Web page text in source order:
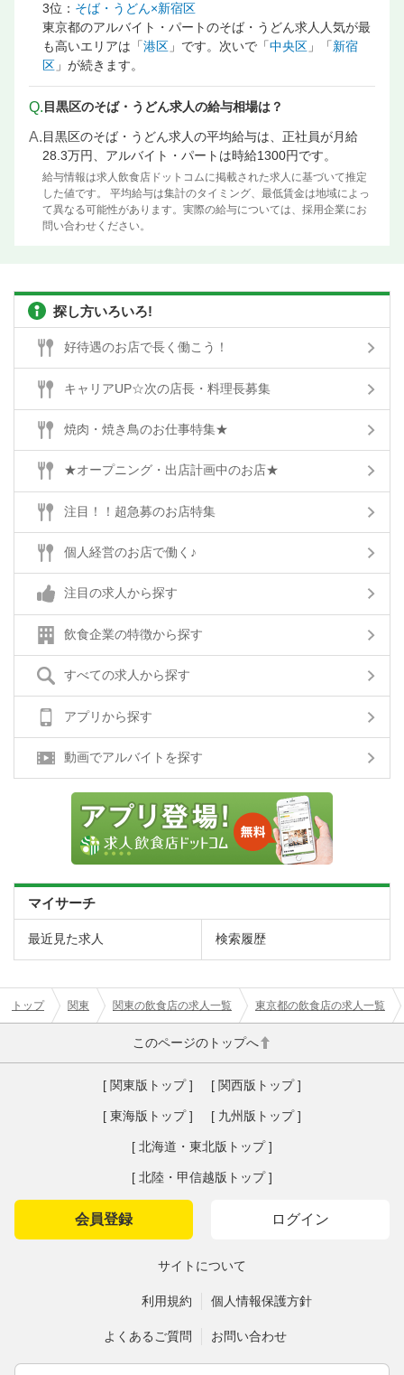
3位： そば・うどん×新宿区
東京都のアルバイト・パートのそば・うどん求人人気が最
も高いエリアは「港区 」です。次いで「中央区 」「新宿
区 」が続きます。
Q. 目黒区のそば・うどん求人の給与相場は？
A.目黒区のそば・うどん求人の平均給与は、正社員が月給
28.3万円、アルバイト・パートは時給1300円です。
給与情報は求人飲食店ドットコムに掲載された求人に基づいて推定
した値です。 平均給与は集計のタイミング、最低賃金は地域によっ
て異なる可能性があります。実際の給与については、採用企業にお
問い合わせください。
探し方いろいろ!
好待遇のお店で長く働こう！
キャリアUP☆次の店長・料理長募集
焼肉・焼き鳥のお仕事特集★
★オープニング・出店計画中のお店★
注目！！超急募のお店特集
個人経営のお店で働く♪
注目の求人から探す
飲食企業の特徴から探す
すべての求人から探す
アプリから探す
動画でアルバイトを探す
マイサーチ
最近見た求人 検索履歴
トップ 関東 関東の飲食店の求人一覧 東京都の飲食店の求人一覧
このページのトップへ
[ 関東版トップ ] [ 関西版トップ ]
[ 東海版トップ ] [ 九州版トップ ]
[ 北海道・東北版トップ ]
[ 北陸・甲信越版トップ ]
会員登録 ログイン
サイトについて
利用規約 個人情報保護方針
よくあるご質問 お問い合わせ